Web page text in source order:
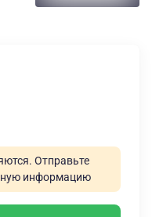
Отправьте
информацию